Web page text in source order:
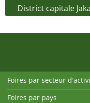
District capitale
Foires par secteur
Foires par pays